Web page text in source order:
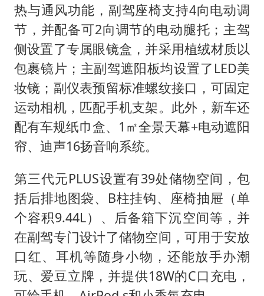
热与通风功能，副驾座椅支持4向电动调
节，并配备可2向调节的电动腿托；主驾
侧设置了专属眼镜盒，并采用植绒材质以
包裹镜片；主副驾遮阳板均设置了LED美
妆镜；副仪表预留标准螺纹接口，可固定
运动相机，匹配手机支架。此外，新车还
配有车规纸巾盒、1㎡全景天幕+电动遮阳
帘、迪声16扬音响系统。
第三代元PLUS设置有39处储物空间，包
括后排地图袋、B柱挂钩、座椅抽屉（单
个容积9.44L）、后备箱下沉空间等，并
在副驾专门设计了储物空间，可用于安放
口红、耳机等随身小物，还能放手办潮
玩、爱豆立牌，并提供18W的C口充电，